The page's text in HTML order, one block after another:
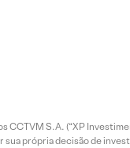
CCTVM S.A. (“XP
própria decisão de